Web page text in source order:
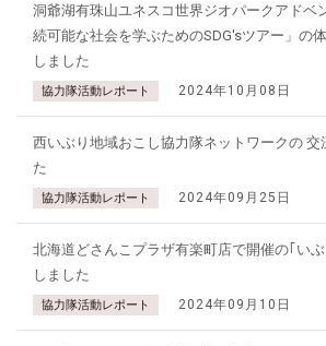
洞爺湖有珠山ユネスコ世界ジオパークアドベ
続可能な社会を学ぶためのSDG'sツアー」の
しました
協力隊活動レポート 2024年10月08日
西いぶり地域おこし協力隊ネットワークの 交
た
協力隊活動レポート 2024年09月25日
北海道どさんこプラザ有楽町店で開催の｢い
しました
協力隊活動レポート 2024年09月10日